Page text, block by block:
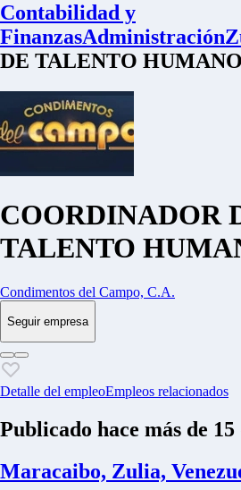
Contabilidad y
FinanzasAdministración
DE TALENTO HUMANO
COORDINADOR
TALENTO
Condimentos del Campo, C.A.
Seguir empresa
Detalle del empleoEmpleos relacionados
Publicado hace más de 15
Maracaibo, Zulia,